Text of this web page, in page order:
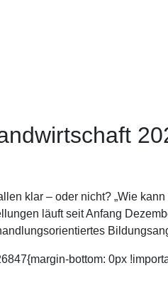
klar – oder nicht? „Wie
läuft seit Anfang
bottom: 0px